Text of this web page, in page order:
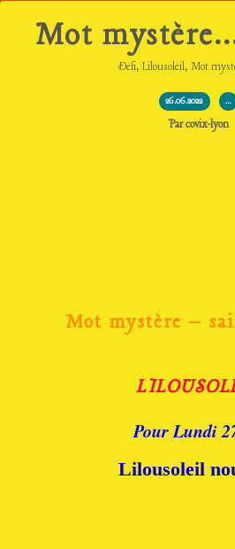
Mot
Defi, Lilousoleil, Mot
26.06.2022 …
Par covix-lyon
Mot mystère –
Pour Lundi
Lilousoleil